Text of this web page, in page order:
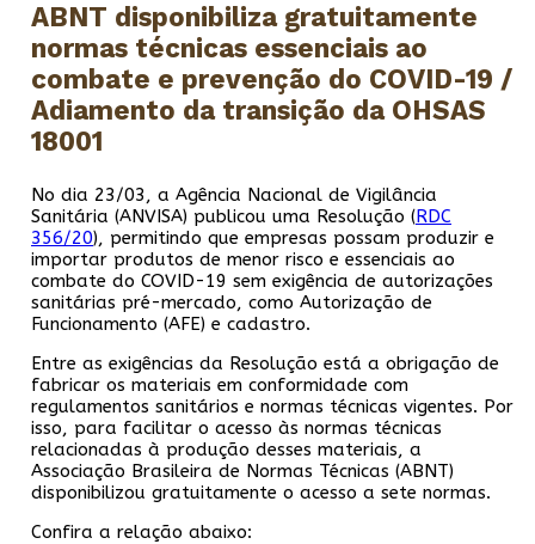
ABNT disponibiliza gratuitamente
normas técnicas essenciais ao
combate e prevenção do COVID-19 /
Adiamento da transição da OHSAS
18001
No dia 23/03, a Agência Nacional de Vigilância
Sanitária (ANVISA) publicou uma Resolução (RDC
356/20), permitindo que empresas possam produzir e
importar produtos de menor risco e essenciais ao
combate do COVID-19 sem exigência de autorizações
sanitárias pré-mercado, como Autorização de
Funcionamento (AFE) e cadastro.
Entre as exigências da Resolução está a obrigação de
fabricar os materiais em conformidade com
regulamentos sanitários e normas técnicas vigentes. Por
isso, para facilitar o acesso às normas técnicas
relacionadas à produção desses materiais, a
Associação Brasileira de Normas Técnicas (ABNT)
disponibilizou gratuitamente o acesso a sete normas.
Confira a relação abaixo: